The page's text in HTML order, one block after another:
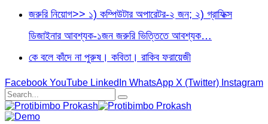
জরুরি নিয়োগ>> ১) কম্পিউটার অপারেটর-২ জন; ২) গ্রাফিক্স
ডিজাইনার আবশ্যক-১জন জরুরি ভিত্তিতে আবশ্যক…
কে বলে কাঁদে না পুরুষ। কবিতা। রাকিব ফরায়েজী
Facebook YouTube LinkedIn WhatsApp X (Twitter) Instagram